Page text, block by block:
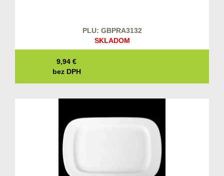
PLU: GBPRA3132
SKLADOM
9,94 €
bez DPH